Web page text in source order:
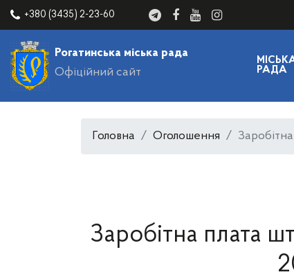
+380 (3435) 2-23-60
Рогатинська міська рада
Офіційний сайт
РАДА
Головна Оголошення
Заробітна плата